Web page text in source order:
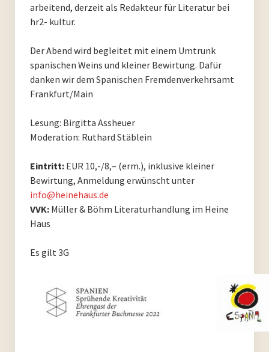
PoesieFest 2012
PoesieDebütPreis Düsseldorf
Archiv
Archiv 2023
Archiv 2021
Archiv 2020
Archiv 2017
arbeitend, derzeit als Redakteur für Literatur bei
hr2- kultur.
Der Abend wird begleitet mit einem Umtrunk
spanischen Weins und kleiner Bewirtung. Dafür
danken wir dem Spanischen Fremdenverkehrsamt
Frankfurt/Main
Lesung: Birgitta Assheuer
Moderation: Ruthard Stäblein
Eintritt:EUR 10,-/8,– (erm.), inklusive kleiner
Bewirtung, Anmeldung erwünscht unter
info@heinehaus.de
VVK:Müller & Böhm Literaturhandlung im Heine
Haus
Es gilt 3G